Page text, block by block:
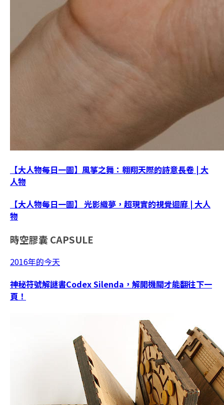
【大人物每日一圖】風箏之舞：翱翔天際的詩意長卷 | 大
人物
【大人物每日一圖】 光影織夢，超現實的視覺迴廊 | 大人
物
時空膠囊 CAPSULE
2016年的今天
神秘符號解謎書Codex Silenda，解開機關才能翻往下一
頁！